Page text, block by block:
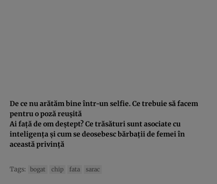
De ce nu arătăm bine într-un selfie. Ce trebuie să facem
pentru o poză reuşită
Ai faţă de om deştept? Ce trăsături sunt asociate cu
inteligenţa şi cum se deosebesc bărbaţii de femei în
această privinţă
Tags: bogat chip fata sarac